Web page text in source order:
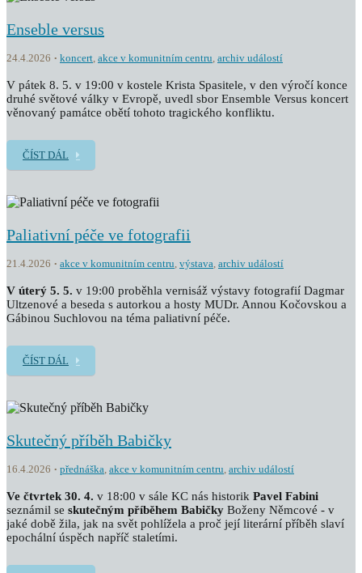
Enseble versus
24.4.2026 koncert, akce v komunitním centru, archiv událostí
V pátek 8. 5. v 19:00 v kostele Krista Spasitele, v den výročí konce
druhé světové války v Evropě, uvedl sbor Ensemble Versus koncert
věnovaný památce obětí tohoto tragického konfliktu.
ČÍST DÁL
Paliativní péče ve fotografii
21.4.2026 akce v komunitním centru, výstava, archiv událostí
V úterý 5. 5. v 19:00 proběhla vernisáž výstavy fotografií Dagmar
Ultzenové a beseda s autorkou a hosty MUDr. Annou Kočovskou a
Gábinou Suchlovou na téma paliativní péče.
ČÍST DÁL
Skutečný příběh Babičky
16.4.2026 přednáška, akce v komunitním centru, archiv událostí
Ve čtvrtek 30. 4. v 18:00 v sále KC nás historik Pavel Fabini
seznámil se skutečným příběhem Babičky Boženy Němcové - v
jaké době žila, jak na svět pohlížela a proč její literární příběh slaví
epochální úspěch napříč staletími.